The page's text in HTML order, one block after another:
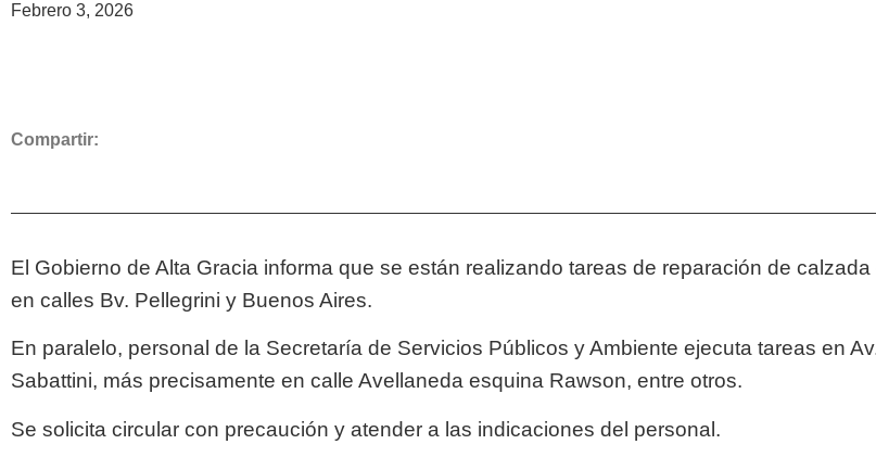
Febrero 3, 2026
Compartir:
El Gobierno de Alta Gracia informa que se están realizando tareas de reparación de
en calles Bv. Pellegrini y Buenos Aires.
En paralelo, personal de la Secretaría de Servicios Públicos y Ambiente ejecuta tareas en
Sabattini, más precisamente en calle Avellaneda esquina Rawson, entre otros.
Se solicita circular con precaución y atender a las indicaciones del personal.